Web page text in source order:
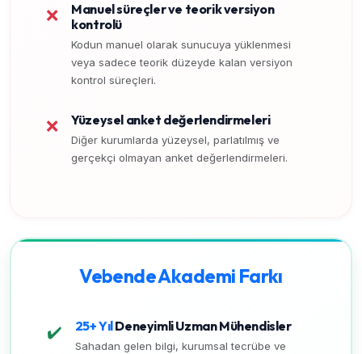
❌
Manuel süreçler ve teorik versiyon
kontrolü
Kodun manuel olarak sunucuya yüklenmesi
veya sadece teorik düzeyde kalan versiyon
kontrol süreçleri.
❌ Yüzeysel anket değerlendirmeleri
Diğer kurumlarda yüzeysel, parlatılmış ve
gerçekçi olmayan anket değerlendirmeleri.
Vebende Akademi Farkı
✔️ 25+ YılDeneyimli Uzman Mühendisler
Sahadan gelen bilgi, kurumsal tecrübe ve